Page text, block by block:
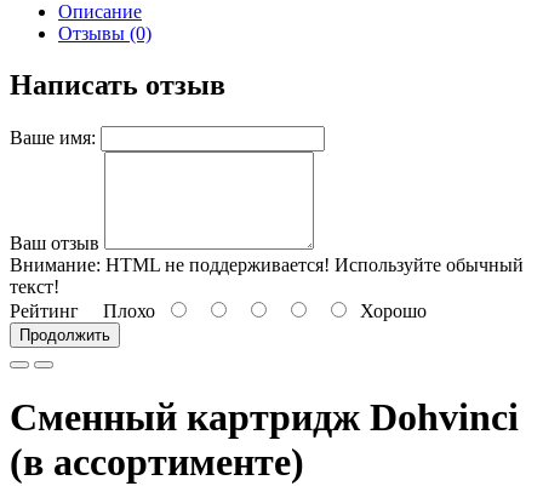
Описание
Отзывы (0)
Написать отзыв
Ваше имя:
Ваш отзыв
Внимание: HTML не поддерживается! Используйте обычный
текст!
Рейтинг Плохо Хорошо
Продолжить
Сменный картридж Dohvinci
(в ассортименте)